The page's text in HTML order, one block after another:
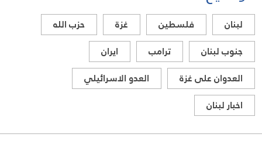
لبنان فلسطين غزة
حزب الله
جنوب لبنان
ترامب
ايران
العدوان على غزة
العدو الاسرائيلي
اخبار لبنان